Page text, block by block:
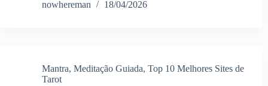
nowhereman 18/04/2026
Mantra, Meditação Guiada, Top 10 Melhores Sites de
Tarot